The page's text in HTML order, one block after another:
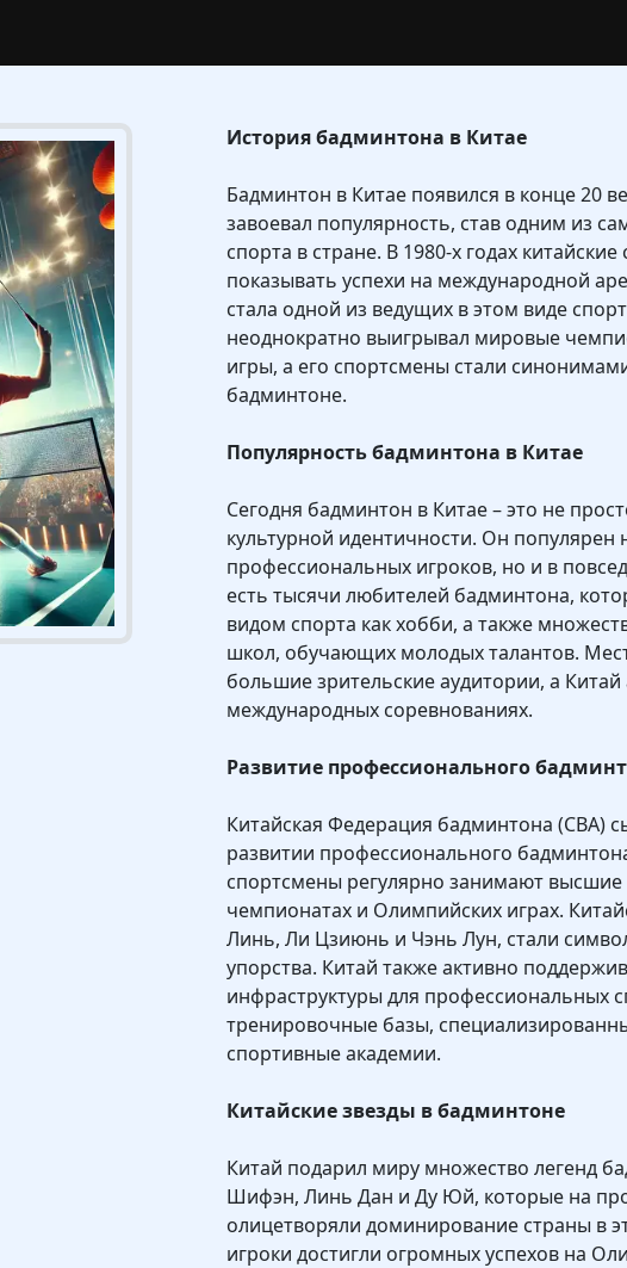
История бадминтона в Китае
Бадминтон в Китае появился в конце 20
завоевал популярность, став одним из
спорта в стране. В 1980-х годах
показывать успехи на международной
стала одной из ведущих в этом виде
неоднократно выигрывал мировые
игры, а его спортсмены стали
бадминтоне.
Популярность бадминтона в Китае
Сегодня бадминтон в Китае – это не
культурной идентичности. Он популярен
профессиональных игроков, но и в
есть тысячи любителей бадминтона,
видом спорта как хобби, а также
школ, обучающих молодых талантов.
большие зрительские аудитории, а Китай
международных соревнованиях.
Развитие профессионального
Китайская Федерация бадминтона (CBA)
развитии профессионального
спортсмены регулярно занимают
чемпионатах и Олимпийских играх.
Линь, Ли Цзиюнь и Чэнь Лун, стали
упорства. Китай также активно
инфраструктуры для профессиональных
тренировочные базы,
спортивные академии.
Китайские звезды в бадминтоне
Китай подарил миру множество легенд
Шифэн, Линь Дан и Ду Юй, которые на
олицетворяли доминирование страны в
игроки достигли огромных успехов на